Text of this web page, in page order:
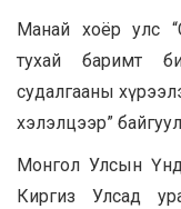
Манай хоёр улс
тухай баримт
судалгааны
хэлэлцээр”
Монгол Улсын
Киргиз Улсад